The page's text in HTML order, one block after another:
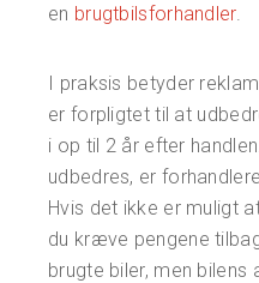
en brugtbilsforhandler.
I praksis betyder
er forpligtet til at
i op til 2 år efter
udbedres, er
Hvis det ikke er muligt
du kræve pengene
brugte biler, men bilens